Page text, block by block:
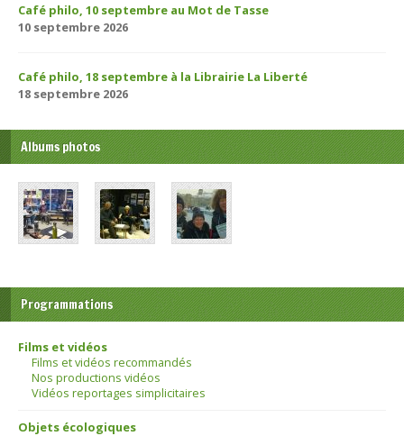
Café philo, 10 septembre au Mot de Tasse
10 septembre 2026
Café philo, 18 septembre à la Librairie La Liberté
18 septembre 2026
Albums photos
Programmations
Films et vidéos
Films et vidéos recommandés
Nos productions vidéos
Vidéos reportages simplicitaires
Objets écologiques